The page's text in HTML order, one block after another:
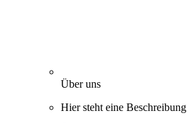
Über uns
Hier steht eine Beschreibung